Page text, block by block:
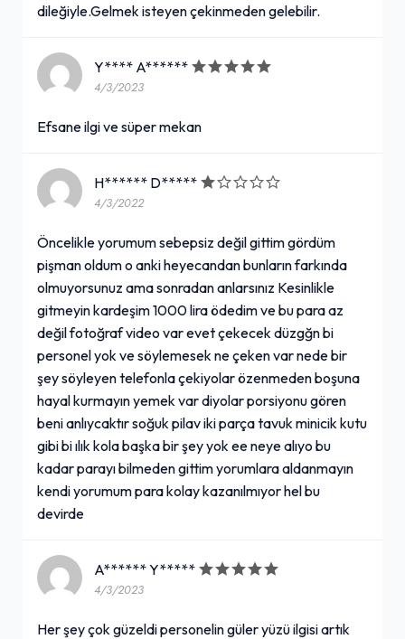
dileğiyle.Gelmek isteyen çekinmeden gelebilir.
Y**** A******
4/3/2023
Efsane ilgi ve süper mekan
H****** D*****
4/3/2022
Öncelikle yorumum sebepsiz değil gittim gördüm
pişman oldum o anki heyecandan bunların farkında
olmuyorsunuz ama sonradan anlarsınız Kesinlikle
gitmeyin kardeşim 1000 lira ödedim ve bu para az
değil fotoğraf video var evet çekecek düzgğn bi
personel yok ve söylemesek ne çeken var nede bir
şey söyleyen telefonla çekiyolar özenmeden boşuna
hayal kurmayın yemek var diyolar porsiyonu gören
beni anlıycaktır soğuk pilav iki parça tavuk minicik kutu
gibi bi ılık kola başka bir şey yok ee neye alıyo bu
kadar parayı bilmeden gittim yorumlara aldanmayın
kendi yorumum para kolay kazanılmıyor hel bu
devirde
A****** Y*****
4/3/2023
Her şey çok güzeldi personelin güler yüzü ilgisi artık